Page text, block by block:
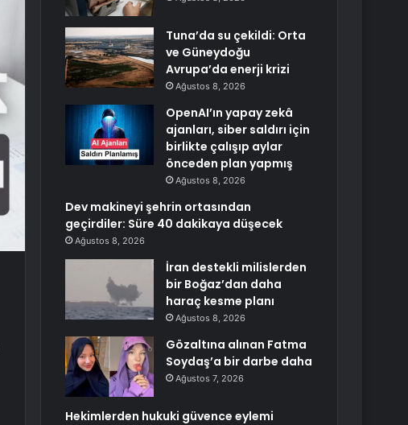
Tuna’da su çekildi: Orta
ve Güneydoğu
Avrupa’da enerji krizi
Ağustos 8, 2026
OpenAI’ın yapay zekâ
ajanları, siber saldırı için
birlikte çalışıp aylar
önceden plan yapmış
Ağustos 8, 2026
Dev makineyi şehrin ortasından
geçirdiler: Süre 40 dakikaya düşecek
Ağustos 8, 2026
İran destekli milislerden
bir Boğaz’dan daha
haraç kesme planı
Ağustos 8, 2026
Gözaltına alınan Fatma
Soydaş’a bir darbe daha
Ağustos 7, 2026
Hekimlerden hukuki güvence eylemi